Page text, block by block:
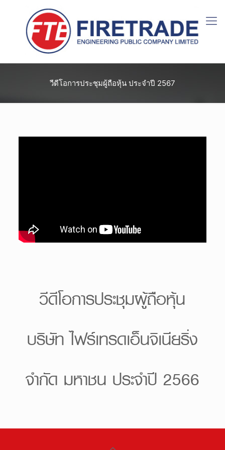
วีดีโอการประชุมผู้ถือหุ้น ประจำปี 2567
วีดีโอการประชุมผู้ถือหุ้น
บริษัท ไฟร์เทรดเอ็นจิเนียริ่ง
จำกัด มหาชน ประจำปี 2566